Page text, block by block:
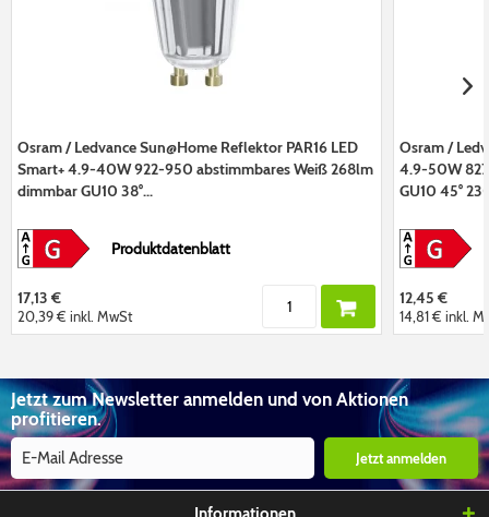
Osram / Ledvance Sun@Home Reflektor PAR16 LED
Smart+ 4.9-40W 922-950 abstimmbares Weiß 268lm
dimmbar GU10 38°...
Produktdatenblatt
17,13 €
20,39 € inkl. MwSt
Osram /
4.9-50W
GU10 45°
12,45 €
14,81 €inkl.
Jetzt zum Newsletter anmelden und von Aktionen
profitieren.
Jetzt anmelden